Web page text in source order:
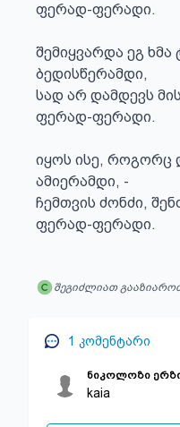
ფერად-ფერადი.
შემიყვარდა ეგ ხმა
ბედისწერამდი,
სად არ დამდევს
ფერად-ფერადი.
იყოს ისე, როგორც
ამიერამდი, -
ჩემთვის ძონძი,
ფერად-ფერადი.
შეგიძლიათ
1 კომენტარი
ნიკოლოზი
kaia